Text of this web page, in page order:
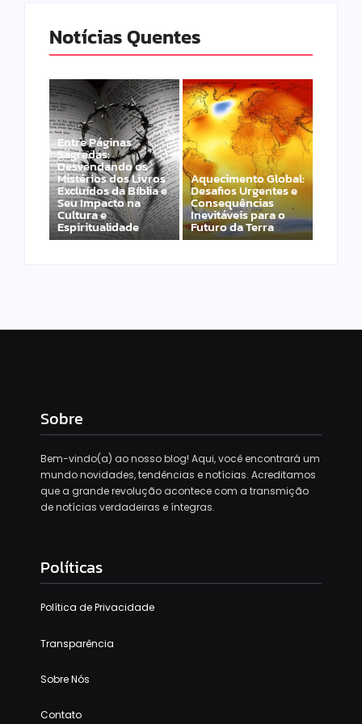
Notícias Quentes
Entre Páginas
Sagradas:
Desvendando os
Mistérios dos Livros
Excluídos da Bíblia e
Seu Impacto na
Cultura e
Espiritualidade
Aquecimento Global:
Desafios Urgentes e
Consequências
Inevitáveis para o
Futuro da Terra
Sobre
Bem-vindo(a) ao nosso blog! Aqui, você encontrará um
mundo novidades, tendências e notícias. Acreditamos
que a grande revolução acontece com a transmição
de notícias verdadeiras e íntegras.
Políticas
Política de Privacidade
Transparência
Sobre Nós
Contato